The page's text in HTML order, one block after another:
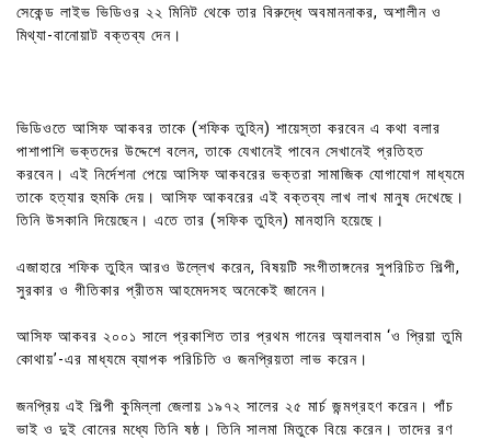
সেকেন্ড লাইভ ভিডিওর ২২ মিনিট থেকে তার বিরুদ্ধে অবমাননাকর, অশালীন ও
মিথ্যা-বানোয়াট বক্তব্য দেন।
ভিডিওতে আসিফ আকবর তাকে (শফিক তুহিন) শায়েস্তা করবেন এ কথা বলার
পাশাপাশি ভক্তদের উদ্দেশে বলেন, তাকে যেখানেই পাবেন সেখানেই প্রতিহত
করবেন। এই নির্দেশনা পেয়ে আসিফ আকবরের ভক্তরা সামাজিক যোগাযোগ মাধ্যমে
তাকে হত্যার হুমকি দেয়। আসিফ আকবরের এই বক্তব্য লাখ লাখ মানুষ দেখেছে।
তিনি উসকানি দিয়েছেন। এতে তার (সফিক তুহিন) মানহানি হয়েছে।
এজাহারে শফিক তুহিন আরও উল্লেখ করেন, বিষয়টি সংগীতাঙ্গনের সুপরিচিত শিল্পী,
সুরকার ও গীতিকার প্রীতম আহমেদসহ অনেকেই জানেন।
আসিফ আকবর ২০০১ সালে প্রকাশিত তার প্রথম গানের অ্যালবাম ‘ও প্রিয়া তুমি
কোথায়’-এর মাধ্যমে ব্যাপক পরিচিতি ও জনপ্রিয়তা লাভ করেন।
জনপ্রিয় এই শিল্পী কুমিল্লা জেলায় ১৯৭২ সালের ২৫ মার্চ জন্মগ্রহণ করেন। পাঁচ
ভাই ও দুই বোনের মধ্যে তিনি ষষ্ঠ। তিনি সালমা মিতুকে বিয়ে করেন। তাদের রণ